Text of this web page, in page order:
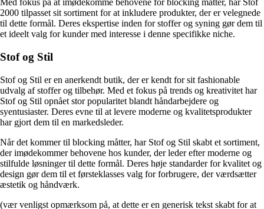
Med fokus på at imødekomme behovene for blocking måtter, har Stof
2000 tilpasset sit sortiment for at inkludere produkter, der er velegnede
til dette formål. Deres ekspertise inden for stoffer og syning gør dem til
et ideelt valg for kunder med interesse i denne specifikke niche.
Stof og Stil
Stof og Stil er en anerkendt butik, der er kendt for sit fashionable
udvalg af stoffer og tilbehør. Med et fokus på trends og kreativitet har
Stof og Stil opnået stor popularitet blandt håndarbejdere og
syentusiaster. Deres evne til at levere moderne og kvalitetsprodukter
har gjort dem til en markedsleder.
Når det kommer til blocking måtter, har Stof og Stil skabt et sortiment,
der imødekommer behovene hos kunder, der leder efter moderne og
stilfulde løsninger til dette formål. Deres høje standarder for kvalitet og
design gør dem til et førsteklasses valg for forbrugere, der værdsætter
æstetik og håndværk.
(vær venligst opmærksom på, at dette er en generisk tekst skabt for at